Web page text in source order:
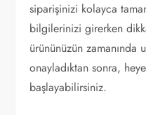
siparişinizi kolayca
bilgilerinizi girerken
ürününüzün zamanında
onayladıktan sonra,
başlayabilirsiniz.